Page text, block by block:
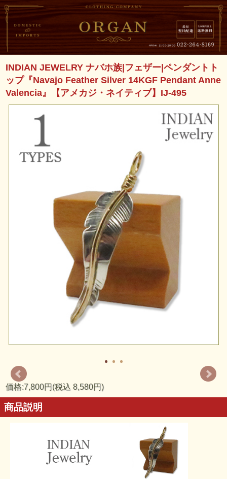
INDIAN JEWELRY ナバホ族|フェザー|ペンダントト
ップ『Navajo Feather Silver 14KGF Pendant Anne
Valencia』【アメカジ・ネイティブ】IJ-495
価格:7,800円(税込 8,580円)
商品説明